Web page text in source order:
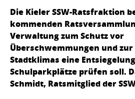
Die Kieler SSW-Ratsfraktion
kommenden
Verwaltung zum Schutz vor
Überschwemmungen und
Stadtklimas eine
Schulparkplätze prüfen soll.
Schmidt, Ratsmitglied der